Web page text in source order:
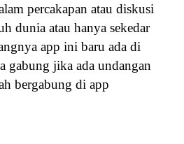
percakapan atau diskusi
dunia atau hanya sekedar
app ini baru ada di
gabung jika ada undangan
bergabung di app